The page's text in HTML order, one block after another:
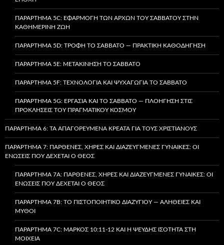
ΠΑΡΆΡΤΗΜΑ 5C: ΕΦΑΡΜΟΓΉ ΤΩΝ ΑΡΧΏΝ ΤΟΥ ΣΑΒΒΆΤΟΥ ΣΤΗΝ
ΚΑΘΗΜΕΡΙΝΉ ΖΩΉ
ΠΑΡΆΡΤΗΜΑ 5D: ΤΡΟΦΉ ΤΟ ΣΆΒΒΑΤΟ — ΠΡΑΚΤΙΚΉ ΚΑΘΟΔΉΓΗΣΗ
ΠΑΡΆΡΤΗΜΑ 5E: ΜΕΤΑΚΊΝΗΣΗ ΤΟ ΣΆΒΒΑΤΟ
ΠΑΡΆΡΤΗΜΑ 5F: ΤΕΧΝΟΛΟΓΊΑ ΚΑΙ ΨΥΧΑΓΩΓΊΑ ΤΟ ΣΆΒΒΑΤΟ
ΠΑΡΆΡΤΗΜΑ 5G: ΕΡΓΑΣΊΑ ΚΑΙ ΤΟ ΣΆΒΒΑΤΟ — ΠΛΟΉΓΗΣΗ ΣΤΙΣ
ΠΡΟΚΛΉΣΕΙΣ ΤΟΥ ΠΡΑΓΜΑΤΙΚΟΎ ΚΌΣΜΟΥ
ΠΑΡΆΡΤΗΜΑ 6: ΤΑ ΑΠΑΓΟΡΕΥΜΈΝΑ ΚΡΈΑΤΑ ΓΙΑ ΤΟΥΣ ΧΡΙΣΤΙΑΝΟΎΣ
ΠΑΡΆΡΤΗΜΑ 7: ΠΑΡΘΈΝΕΣ, ΧΉΡΕΣ ΚΑΙ ΔΙΑΖΕΥΓΜΈΝΕΣ ΓΥΝΑΊΚΕΣ: ΟΙ
ΕΝΏΣΕΙΣ ΠΟΥ ΔΈΧΕΤΑΙ Ο ΘΕΌΣ
ΠΑΡΆΡΤΗΜΑ 7A: ΠΑΡΘΈΝΕΣ, ΧΉΡΕΣ ΚΑΙ ΔΙΑΖΕΥΓΜΈΝΕΣ ΓΥΝΑΊΚΕΣ: ΟΙ
ΕΝΏΣΕΙΣ ΠΟΥ ΔΈΧΕΤΑΙ Ο ΘΕΌΣ
ΠΑΡΆΡΤΗΜΑ 7B: ΤΟ ΠΙΣΤΟΠΟΙΗΤΙΚΌ ΔΙΑΖΥΓΊΟΥ — ΑΛΉΘΕΙΕΣ ΚΑΙ
ΜΎΘΟΙ
ΠΑΡΆΡΤΗΜΑ 7C: ΜΆΡΚΟΣ 10:11-12 ΚΑΙ Η ΨΕΥΔΉΣ ΙΣΌΤΗΤΑ ΣΤΗ
ΜΟΙΧΕΊΑ